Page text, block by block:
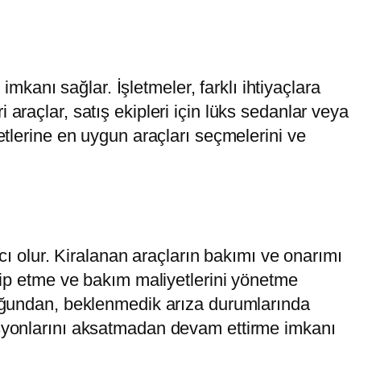
sağlar. İşletmeler, farklı ihtiyaçlara
satış ekipleri için lüks sedanlar veya
en uygun araçları seçmelerini ve
Kiralanan araçların bakımı ve onarımı
etme ve bakım maliyetlerini yönetme
beklenmedik arıza durumlarında
aksatmadan devam ettirme imkanı